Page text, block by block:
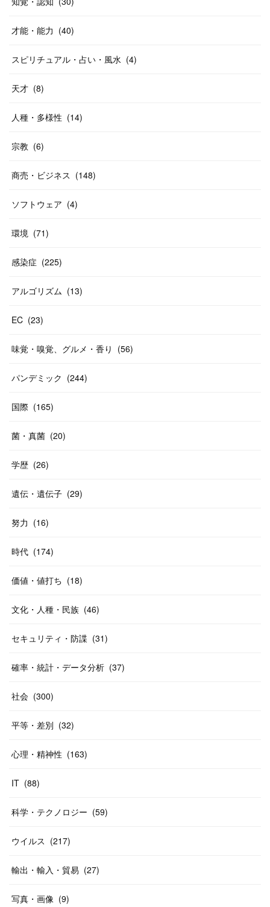
才能・能力 (40)
スピリチュアル・占い・風水 (4)
天才 (8)
人種・多様性 (14)
宗教 (6)
商売・ビジネス (148)
ソフトウェア (4)
環境 (71)
感染症 (225)
アルゴリズム (13)
EC (23)
味覚・嗅覚、グルメ・香り (56)
パンデミック (244)
国際 (165)
菌・真菌 (20)
学歴 (26)
遺伝・遺伝子 (29)
努力 (16)
時代 (174)
価値・値打ち (18)
文化・人種・民族 (46)
セキュリティ・防諜 (31)
確率・統計・データ分析 (37)
社会 (300)
平等・差別 (32)
心理・精神性 (163)
IT (88)
科学・テクノロジー (59)
ウイルス (217)
輸出・輸入・貿易 (27)
写真・画像 (9)